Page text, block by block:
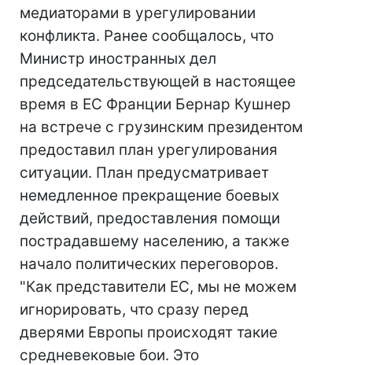
медиаторами в урегулировании
конфликта. Ранее сообщалось, что
Министр иностранных дел
председательствующей в настоящее
время в ЕС Франции Бернар Кушнер
на встрече с грузинским президентом
предоставил план урегулирования
ситуации. План предусматривает
немедленное прекращение боевых
действий, предоставления помощи
пострадавшему населению, а также
начало политических переговоров.
"Как представители ЕС, мы не можем
игнорировать, что сразу перед
дверями Европы происходят такие
средневековые бои. Это